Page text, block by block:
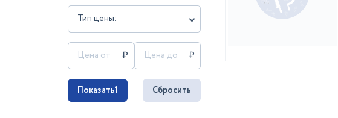
Тип цены:
Показать1 Сбросить